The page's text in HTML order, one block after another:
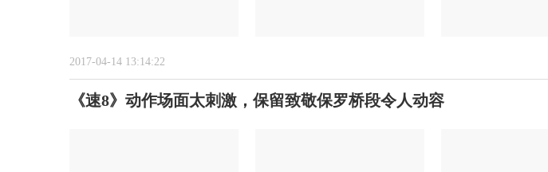
2017-04-14 13:14:22
《速8》动作场面太刺激，保留致敬保罗桥段令人动容